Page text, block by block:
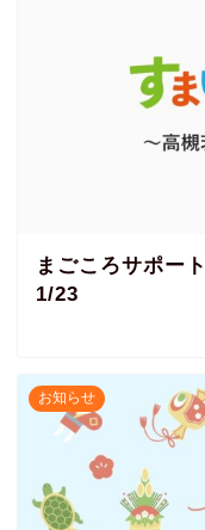
まごころサポー
1/23
お知らせ